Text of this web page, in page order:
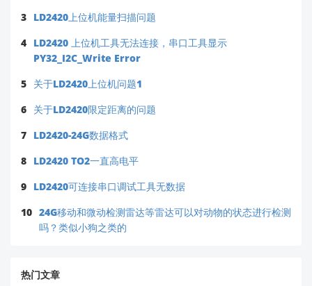
3 LD2420上位机能量扫描问题
4 LD2420 上位机工具无法连接，串口工具显示
PY32_I2C_Write Error
5 关于LD2420上位机问题1
6 关于LD2420限定距离的问题
7 LD2420-24G数据格式
8 LD2420 TO2一直高电平
9 LD2420可连接串口调试工具无数据
10 24G移动和微动检测雷达等雷达可以对动物的状态进行检测
吗？类似小狗之类的
热门文章